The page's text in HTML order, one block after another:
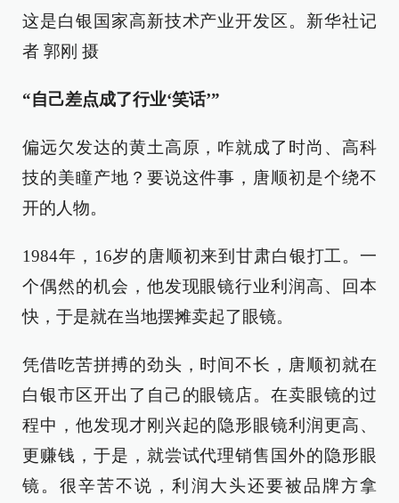
这是白银国家高新技术产业开发区。新华社记
者 郭刚 摄
“自己差点成了行业‘笑话’”
偏远欠发达的黄土高原，咋就成了时尚、高科
技的美瞳产地？要说这件事，唐顺初是个绕不
开的人物。
1984年，16岁的唐顺初来到甘肃白银打工。一
个偶然的机会，他发现眼镜行业利润高、回本
快，于是就在当地摆摊卖起了眼镜。
凭借吃苦拼搏的劲头，时间不长，唐顺初就在
白银市区开出了自己的眼镜店。在卖眼镜的过
程中，他发现才刚兴起的隐形眼镜利润更高、
更赚钱，于是，就尝试代理销售国外的隐形眼
镜。很辛苦不说，利润大头还要被品牌方拿